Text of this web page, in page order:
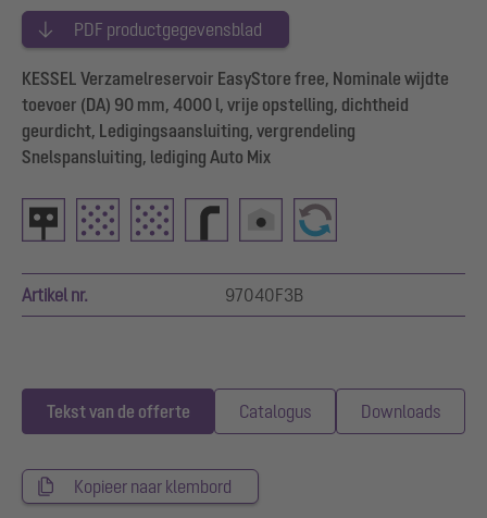
PDF productgegevensblad
KESSEL Verzamelreservoir EasyStore free, Nominale wijdte
toevoer (DA) 90 mm, 4000 l, vrije opstelling, dichtheid
geurdicht, Ledigingsaansluiting, vergrendeling
Snelspansluiting, lediging Auto Mix
Artikel nr. 97040F3B
Tekst van de offerte Catalogus Downloads
Kopieer naar klembord